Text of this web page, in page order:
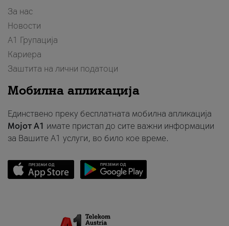
За нас
Новости
А1 Групација
Кариера
Заштита на лични податоци
Мобилна апликација
Единствено преку бесплатната мобилна апликација
Мојот A1 имате пристап до сите важни информации
за Вашите A1 услуги, во било кое време.